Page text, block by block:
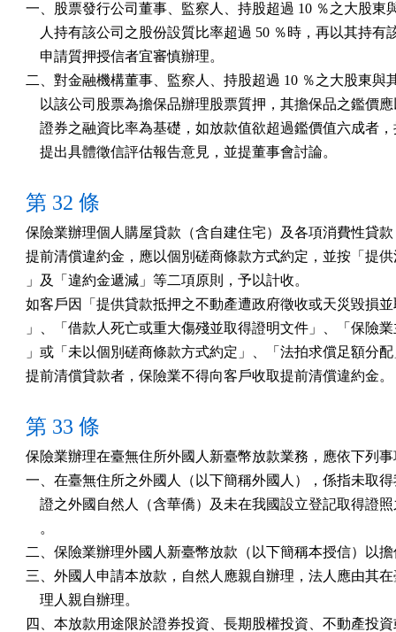
一、股票發行公司董事、監察人、持股超過 10 ％之大股東
人持有該公司之股份設質比率超過 50 ％時，再以其持有
    申請質押授信者宜審慎辦理。
二、對金融機構董事、監察人、持股超過 10 ％之大股東與
以該公司股票為擔保品辦理股票質押，其擔保品之鑑價
證券之融資比率為基礎，如放款值欲超過鑑價值六成者
    提出具體徵信評估報告意見，並提董事會討論。
第 32 條
保險業辦理個人購屋貸款（含自建住宅）及各項消費性貸
提前清償違約金，應以個別磋商條款方式約定，並按「提
」及「違約金遞減」等二項原則，予以計收。
如客戶因「提供貸款抵押之不動產遭政府徵收或天災毀損
」、「借款人死亡或重大傷殘並取得證明文件」、「保險
」或「未以個別磋商條款方式約定」、「法拍求償足額分
提前清償貸款者，保險業不得向客戶收取提前清償違約金。
第 33 條
保險業辦理在臺無住所外國人新臺幣放款業務，應依下列
一、在臺無住所之外國人（以下簡稱外國人），係指未取
證之外國自然人（含華僑）及未在我國設立登記取得證
    。
二、保險業辦理外國人新臺幣放款（以下簡稱本授信）以
三、外國人申請本放款，自然人應親自辦理，法人應由其
    理人親自辦理。
四、本放款用途限於證券投資、長期股權投資、不動產投